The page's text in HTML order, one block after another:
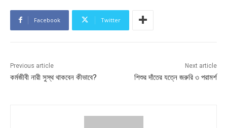
Facebook Twitter
Previous article
কর্মজীবী নারী সুস্থ থাকবেন কীভাবে?
Next article
শিশুর দাঁতের যত্নে জরুরি ৩ পরামর্শ